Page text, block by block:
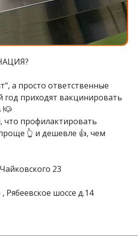
а просто ответственные
приходят вакцинировать
что профилактировать
👆 и дешевле 👍, чем
23
Рябеевское шоссе д.14